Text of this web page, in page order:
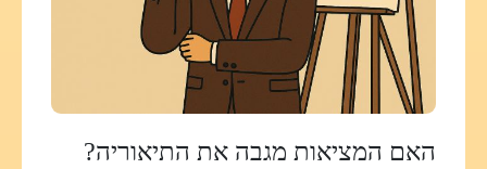
האם המציאות מגבה את התיאוריה?